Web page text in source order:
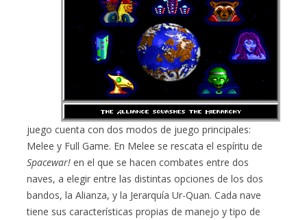
juego cuenta con dos modos de juego principales:
Melee y Full Game. En Melee se rescata el espíritu de
Spacewar! en el que se hacen combates entre dos
naves, a elegir entre las distintas opciones de los dos
bandos, la Alianza, y la Jerarquía Ur-Quan. Cada nave
tiene sus características propias de manejo y tipo de